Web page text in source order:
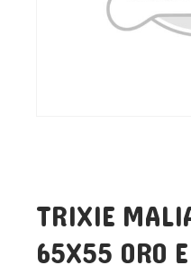
TRIXIE
65X55 ORO